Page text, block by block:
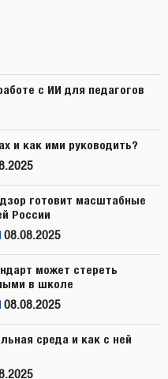
с ИИ для педагогов
и как ими руководить?
готовит масштабные
России
08.08.2025
может стереть
в школе
08.08.2025
среда и как с ней